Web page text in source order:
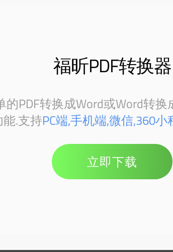
福昕PDF转换器
PDF转换成Word或Word转
.支持PC端,手机端,微信,360小
立即下载